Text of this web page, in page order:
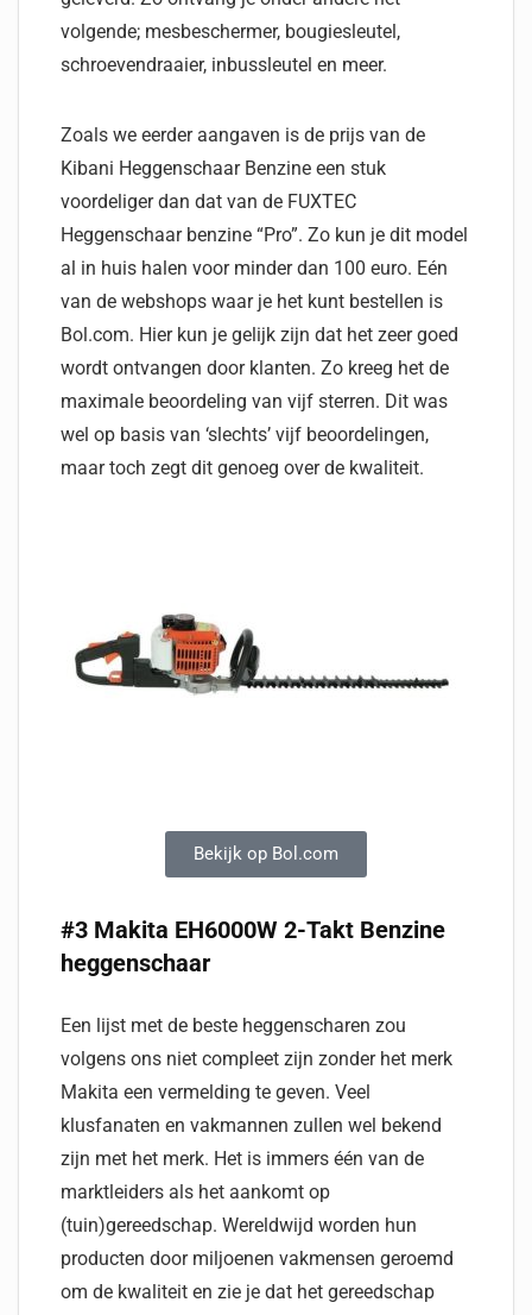
volgende; mesbeschermer, bougiesleutel,
schroevendraaier, inbussleutel en meer.
Zoals we eerder aangaven is de prijs van de
Kibani Heggenschaar Benzine een stuk
voordeliger dan dat van de FUXTEC
Heggenschaar benzine “Pro”. Zo kun je dit model
al in huis halen voor minder dan 100 euro. Eén
van de webshops waar je het kunt bestellen is
Bol.com. Hier kun je gelijk zijn dat het zeer goed
wordt ontvangen door klanten. Zo kreeg het de
maximale beoordeling van vijf sterren. Dit was
wel op basis van ‘slechts’ vijf beoordelingen,
maar toch zegt dit genoeg over de kwaliteit.
Bekijk op Bol.com
#3 Makita EH6000W 2-Takt Benzine
heggenschaar
Een lijst met de beste heggenscharen zou
volgens ons niet compleet zijn zonder het merk
Makita een vermelding te geven. Veel
klusfanaten en vakmannen zullen wel bekend
zijn met het merk. Het is immers één van de
marktleiders als het aankomt op
(tuin)gereedschap. Wereldwijd worden hun
producten door miljoenen vakmensen geroemd
om de kwaliteit en zie je dat het gereedschap